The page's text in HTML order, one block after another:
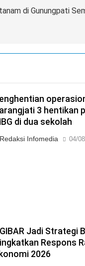
di Gunungpati
3 hentikan
di dua sekolah
Redaksi Infomedia 04/
Jadi Strategi
Respons
2026